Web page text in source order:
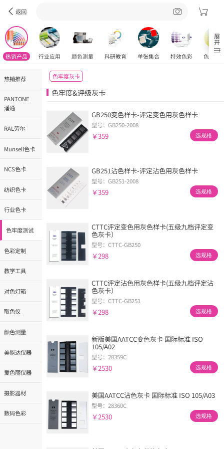
返回
热销产品 行业应用 颜色测量 科研教育 单张集合 特效色彩 色彩工
展开
热销推荐
PANTONE
潘通
RAL劳尔
Munsell色卡
NCS色卡
纺织色卡
行业色卡
色牢度测试
色彩定制
教学工具
对色灯箱
取色仪
颜色测量
美能达仪器
爱色丽仪器
摄影器材
数码色彩
色牢度灰卡
色牢度&评级灰卡
GB250变色样卡-评定变色用灰色样卡
型号：GB250-2008
￥359 选规格
GB251沾色样卡-评定沾色用灰色样卡
型号：GB251-2008
￥359 选规格
CTTC评定变色用灰色样卡(五级九档评定变
色灰卡）
型号：CTTC-GB250
￥298 选规格
CTTC评定沾色用灰色样卡(五级九档评定沾
色灰卡）
型号：CTTC-GB251
￥298 选规格
新版美国AATCC变色灰卡 国际标准 ISO
105/A02
型号：28359C
￥2530 选规格
美国AATCC沾色灰卡 国际标准 ISO 105/A03
型号：28360C
￥2530 选规格